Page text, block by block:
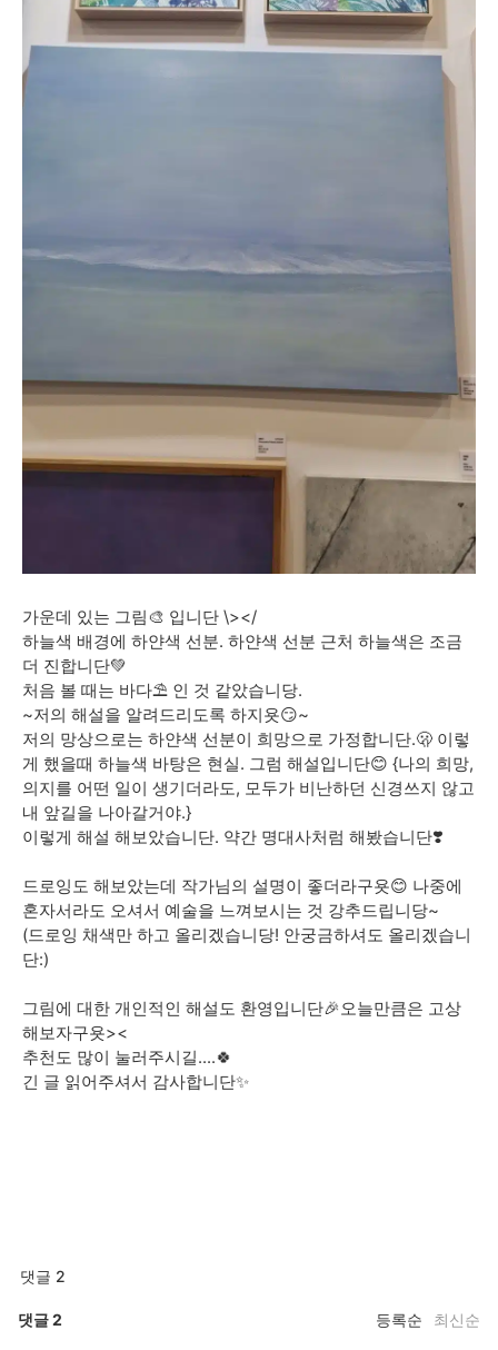
가운데 있는 그림🎨 입니단 \></
하늘색 배경에 하얀색 선분. 하얀색 선분 근처 하늘색은 조금
더 진합니단💚
처음 볼 때는 바다⛱️ 인 것 같았습니당.
~저의 해설을 알려드리도록 하지욧😏~
저의 망상으로는 하얀색 선분이 희망으로 가정합니단.🫢 이렇
게 했을때 하늘색 바탕은 현실. 그럼 해설입니단😊 {나의 희망,
의지를 어떤 일이 생기더라도, 모두가 비난하던 신경쓰지 않고
내 앞길을 나아갈거야.}
이렇게 해설 해보았습니단. 약간 명대사처럼 해봤습니단❣️
드로잉도 해보았는데 작가님의 설명이 좋더라구욧😊 나중에
혼자서라도 오셔서 예술을 느껴보시는 것 강추드립니당~
(드로잉 채색만 하고 올리겠습니당! 안궁금하셔도 올리겠습니
단:)
그림에 대한 개인적인 해설도 환영입니단🎉오늘만큼은 고상
해보자구욧><
추천도 많이 눌러주시길....🍀
긴 글 읽어주셔서 감사합니단✨️
댓글 2
댓글2 등록순 최신순